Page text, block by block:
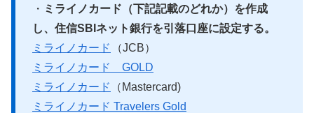
・ ミライノカード（下記記載のどれか）を作成
し、住信SBIネット銀行を引落口座に設定する。
ミライノカード
（JCB）
ミライノカード GOLD
ミライノカード
（Mastercard)
ミライノカード Travelers Gold